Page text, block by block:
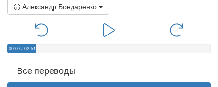
Александр Бондаренко
00:00 / 02:51
Все переводы